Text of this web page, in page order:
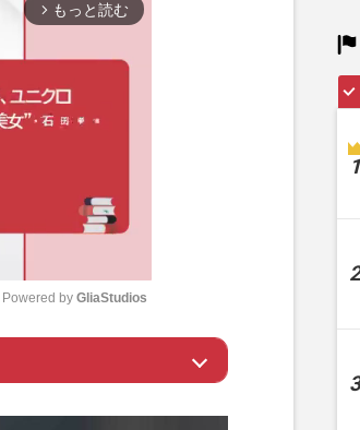
arrow_forward_ios もっと読む
t
Powered by GliaStudios